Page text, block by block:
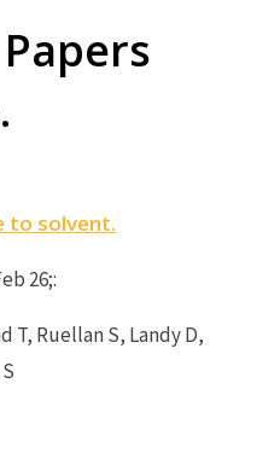
to solvent.
26;:
T, Ruellan S, Landy D,